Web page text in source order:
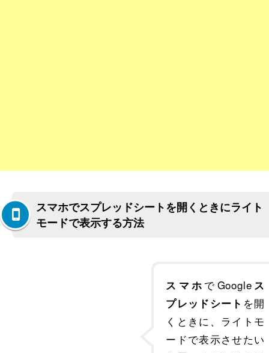
スマホでスプレッドシートを開くときにライト
モードで表示する方法
スマホ でGoogle ス
プレッドシート を開
くときに、ライトモ
ードで表示させたい